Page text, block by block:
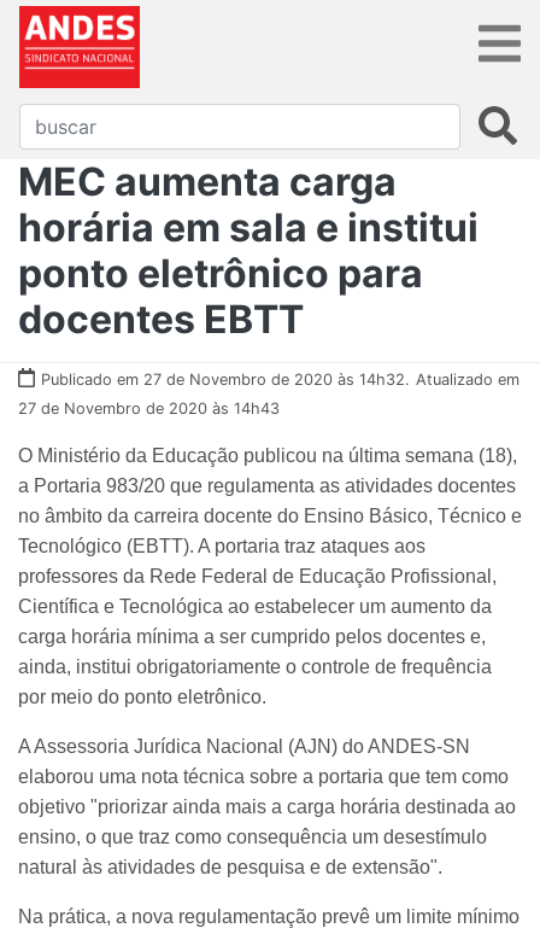
MEC aumenta carga
horária em sala e institui
ponto eletrônico para
docentes EBTT
Publicado em 27 de Novembro de 2020 às 14h32. Atualizado em
27 de Novembro de 2020 às 14h43
O Ministério da Educação publicou na última semana (18),
a Portaria 983/20 que regulamenta as atividades docentes
no âmbito da carreira docente do Ensino Básico, Técnico e
Tecnológico (EBTT). A portaria traz ataques aos
professores da Rede Federal de Educação Profissional,
Científica e Tecnológica ao estabelecer um aumento da
carga horária mínima a ser cumprido pelos docentes e,
ainda, institui obrigatoriamente o controle de frequência
por meio do ponto eletrônico.
A Assessoria Jurídica Nacional (AJN) do ANDES-SN
elaborou uma nota técnica sobre a portaria que tem como
objetivo "priorizar ainda mais a carga horária destinada ao
ensino, o que traz como consequência um desestímulo
natural às atividades de pesquisa e de extensão".
Na prática, a nova regulamentação prevê um limite mínimo